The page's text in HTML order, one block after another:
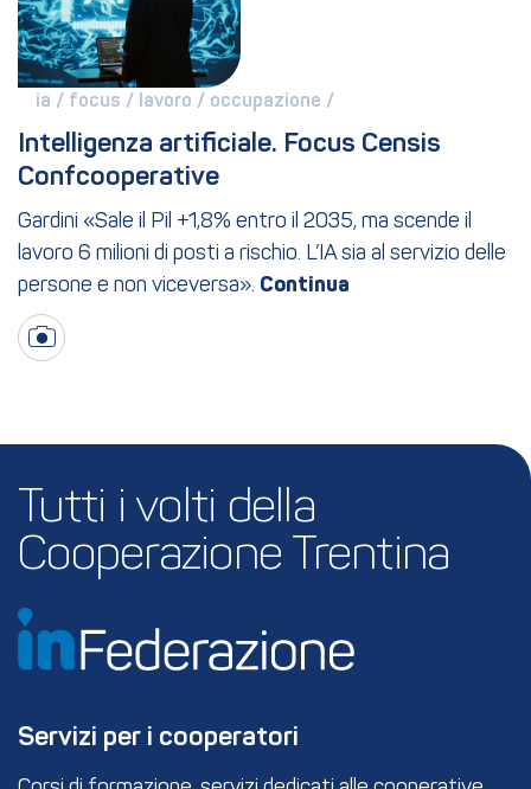
ia / focus / lavoro / occupazione /
Intelligenza artificiale. Focus Censis
Confcooperative
Gardini «Sale il Pil +1,8% entro il 2035, ma scende il
lavoro 6 milioni di posti a rischio. L’IA sia al servizio delle
persone e non viceversa».
Tutti i volti della
Cooperazione Trentina
Servizi per i cooperatori